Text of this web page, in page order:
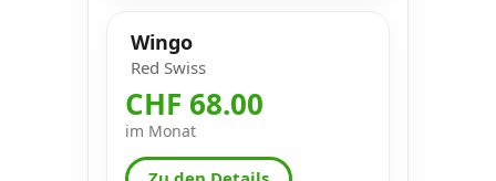
Wingo
Red Swiss
CHF 68.00
im Monat